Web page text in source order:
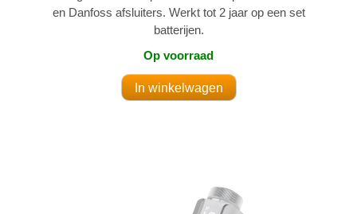
en Danfoss afsluiters. Werkt tot 2 jaar op een set
batterijen.
Op voorraad